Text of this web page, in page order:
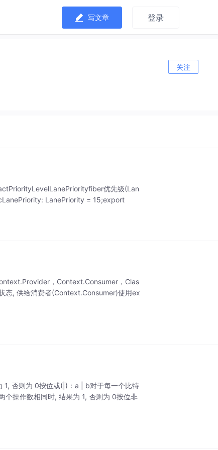
写文章 登录
关注
优先级(Lan
LanePriority = 15;export
，Context.Consumer，Clas
, 供给消费者(Context.Consumer)使用ex
1, 否则为 0按位或(|)：a | b对于每一个比特
个操作数相同时, 结果为 1, 否则为 0按位非